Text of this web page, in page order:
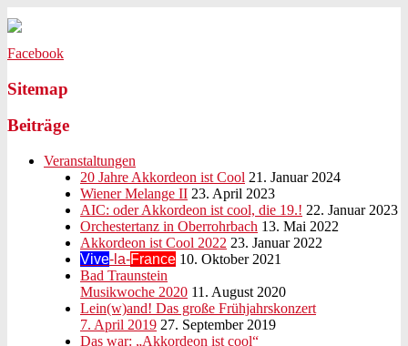
Akkordeonorchster
Facebook
Sitemap
Beiträge
Veranstaltungen
20 Jahre Akkordeon ist Cool 21. Januar 2024
Wiener Melange II 23. April 2023
AIC: oder Akkordeon ist cool, die 19.! 22. Januar 2023
Orchestertanz in Oberrohrbach 13. Mai 2022
Akkordeon ist Cool 2022 23. Januar 2022
Vive-la-France 10. Oktober 2021
Bad Traunstein
Musikwoche 2020 11. August 2020
Lein(w)and! Das große Frühjahrskonzert
7. April 2019 27. September 2019
Das war: „Akkordeon ist cool“